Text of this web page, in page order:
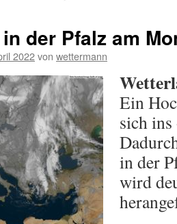
der Pfalz am
2022von wettermann
Ein
sich
in der
wird